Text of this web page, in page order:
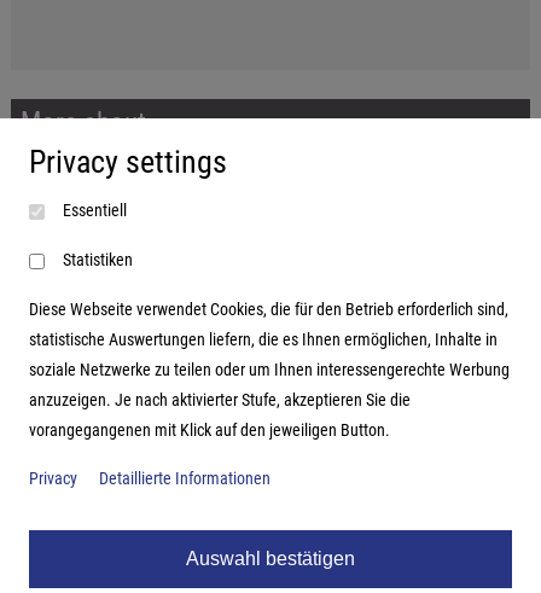
More about...
Imprint
Terms and conditions
Data protection
Address
Hutter Trade GmbH + Co KG
Bgm.-Landmann-Platz 1-5
Privacy settings
Essentiell
Statistiken
Diese Webseite verwendet Cookies, die für den Betrieb erforderlich sind,
statistische Auswertungen liefern, die es Ihnen ermöglichen, Inhalte in
soziale Netzwerke zu teilen oder um Ihnen interessengerechte Werbung
anzuzeigen. Je nach aktivierter Stufe, akzeptieren Sie die
vorangegangenen mit Klick auf den jeweiligen Button.
Privacy Detaillierte Informationen
Auswahl bestätigen